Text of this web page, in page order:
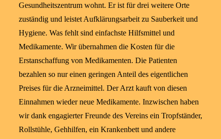
Gesundheitszentrum wohnt. Er ist für drei weitere Orte
zuständig und leistet Aufklärungsarbeit zu Sauberkeit und
Hygiene. Was fehlt sind einfachste Hilfsmittel und
Medikamente. Wir übernahmen die Kosten für die
Erstanschaffung von Medikamenten. Die Patienten
bezahlen so nur einen geringen Anteil des eigentlichen
Preises für die Arzneimittel. Der Arzt kauft von diesen
Einnahmen wieder neue Medikamente. Inzwischen haben
wir dank engagierter Freunde des Vereins ein Tropfständer,
Rollstühle, Gehhilfen, ein Krankenbett und andere